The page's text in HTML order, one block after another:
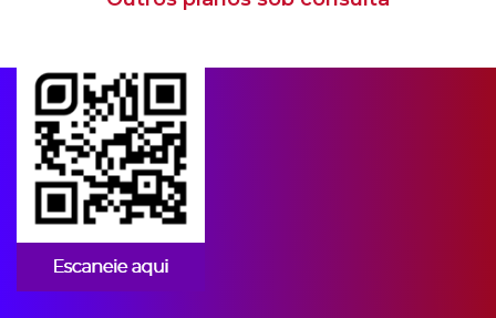
A CIPA oferece soluções imobiliárias
completas e adequadas às
necessidades de cada cliente, com a